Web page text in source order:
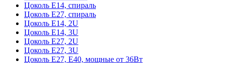
Цоколь Е14, спираль
Цоколь Е27, спираль
Цоколь Е14, 2U
Цоколь Е14, 3U
Цоколь Е27, 2U
Цоколь Е27, 3U
Цоколь Е27, Е40, мощные от 36Вт